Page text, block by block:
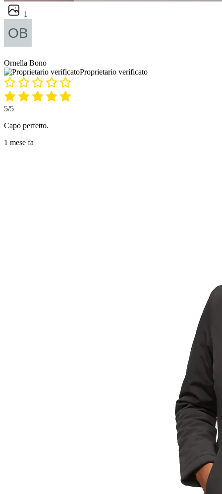
1
Ornella Bono
Proprietario verificato
5/5
Capo perfetto.
1 mese fa